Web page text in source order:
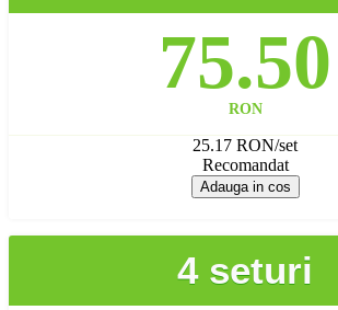
75.50
RON
25.17 RON/set
Recomandat
Adauga in cos
4 seturi